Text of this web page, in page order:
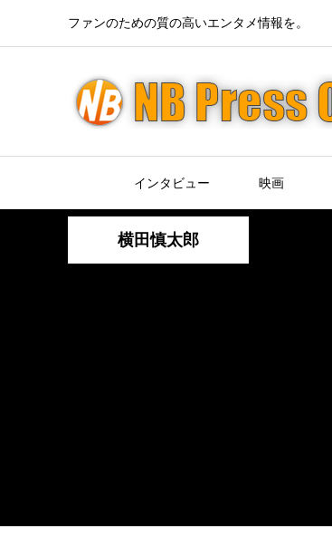
ファンのための質の高いエンタメ情報を。
インタビュー 映画
横田慎太郎